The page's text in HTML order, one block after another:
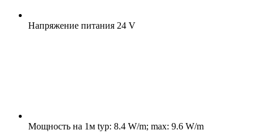
Напряжение питания 24 V
Мощность на 1м typ: 8.4 W/m; max: 9.6 W/m